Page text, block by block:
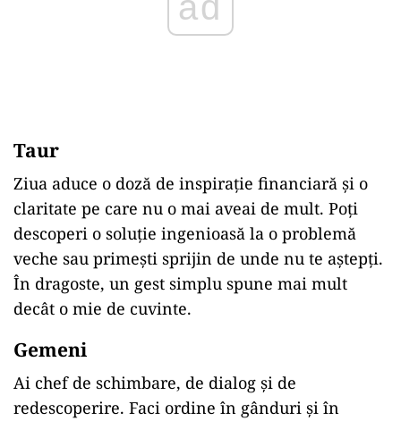
Taur
Ziua aduce o doză de inspirație financiară și o
claritate pe care nu o mai aveai de mult. Poți
descoperi o soluție ingenioasă la o problemă
veche sau primești sprijin de unde nu te aștepți.
În dragoste, un gest simplu spune mai mult
decât o mie de cuvinte.
Gemeni
Ai chef de schimbare, de dialog și de
redescoperire. Faci ordine în gânduri și în